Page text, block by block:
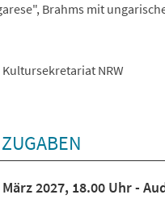
Brahms mit
NRW
2027, 18.00 Uhr -